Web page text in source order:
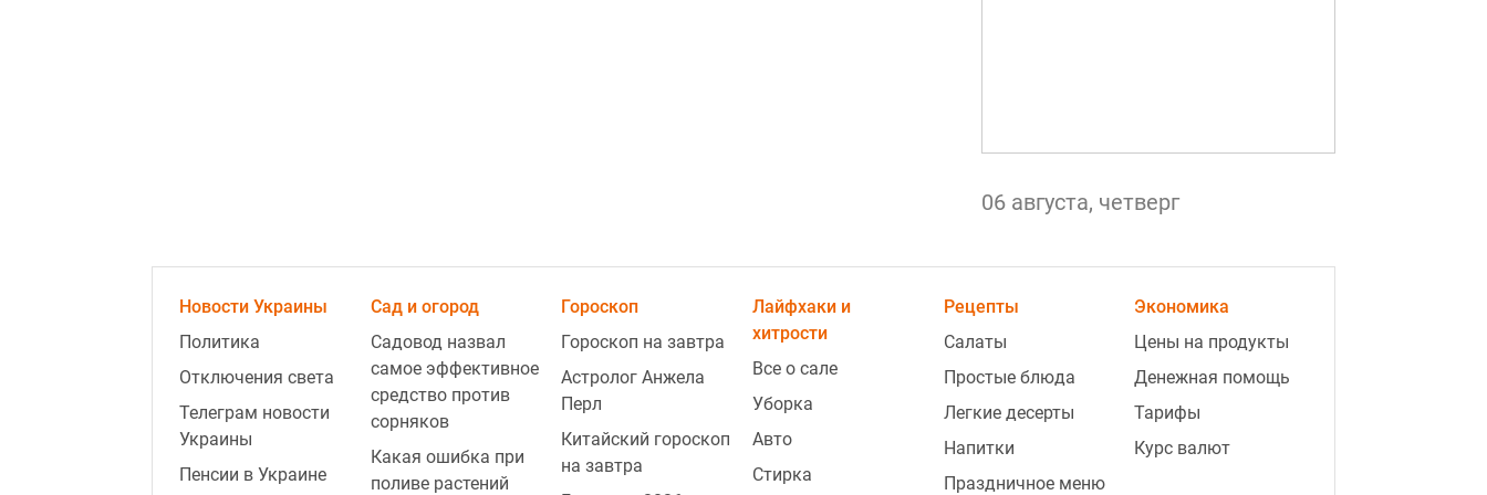
06 августа, четверг
Валерии открестился от ее сына-
23:03
Опытные туристы всегда кладут в
для чего она нужна
популярная блогер, которая
вдохновляла миллионы
Новости Украины
Политика
Отключения света
Телеграм новости
Украины
Пенсии в Украине
Сад и огород
Садовод назвал
самое эффективное
средство против
сорняков
Какая ошибка при
поливе растений
Гороскоп
Гороскоп на завтра
Астролог Анжела
Перл
Китайский гороскоп
на завтра
Лайфхаки и
хитрости
Все о сале
Уборка
Авто
Стирка
Рецепты
Салаты
Простые блюда
Легкие десерты
Напитки
Праздничное меню
Экономика
Цены на продукты
Денежная помощь
Тарифы
Курс валют